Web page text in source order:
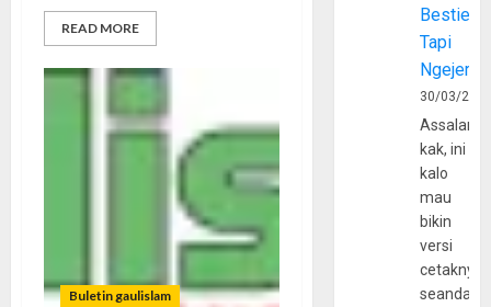
READ MORE
Buletin gaulislam
Bestie
Tapi
30/03/
kak, ini
kalo
mau
bikin
versi
cetaknya